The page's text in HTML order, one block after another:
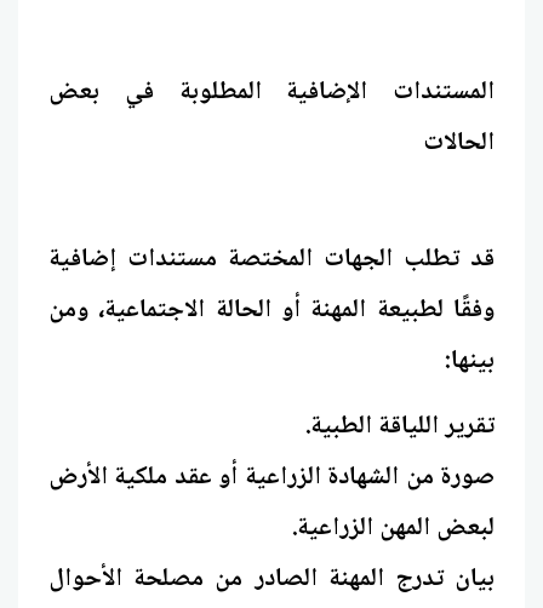
المستندات الإضافية المطلوبة في بعض
الحالات
قد تطلب الجهات المختصة مستندات إضافية
وفقًا لطبيعة المهنة أو الحالة الاجتماعية، ومن
بينها:
تقرير اللياقة الطبية.
صورة من الشهادة الزراعية أو عقد ملكية الأرض
لبعض المهن الزراعية.
بيان تدرج المهنة الصادر من مصلحة الأحوال